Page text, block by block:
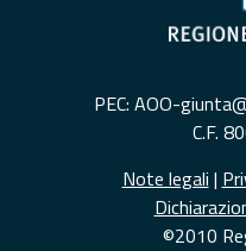
PEC: AOO-
C.F.
Note legali |
©2010